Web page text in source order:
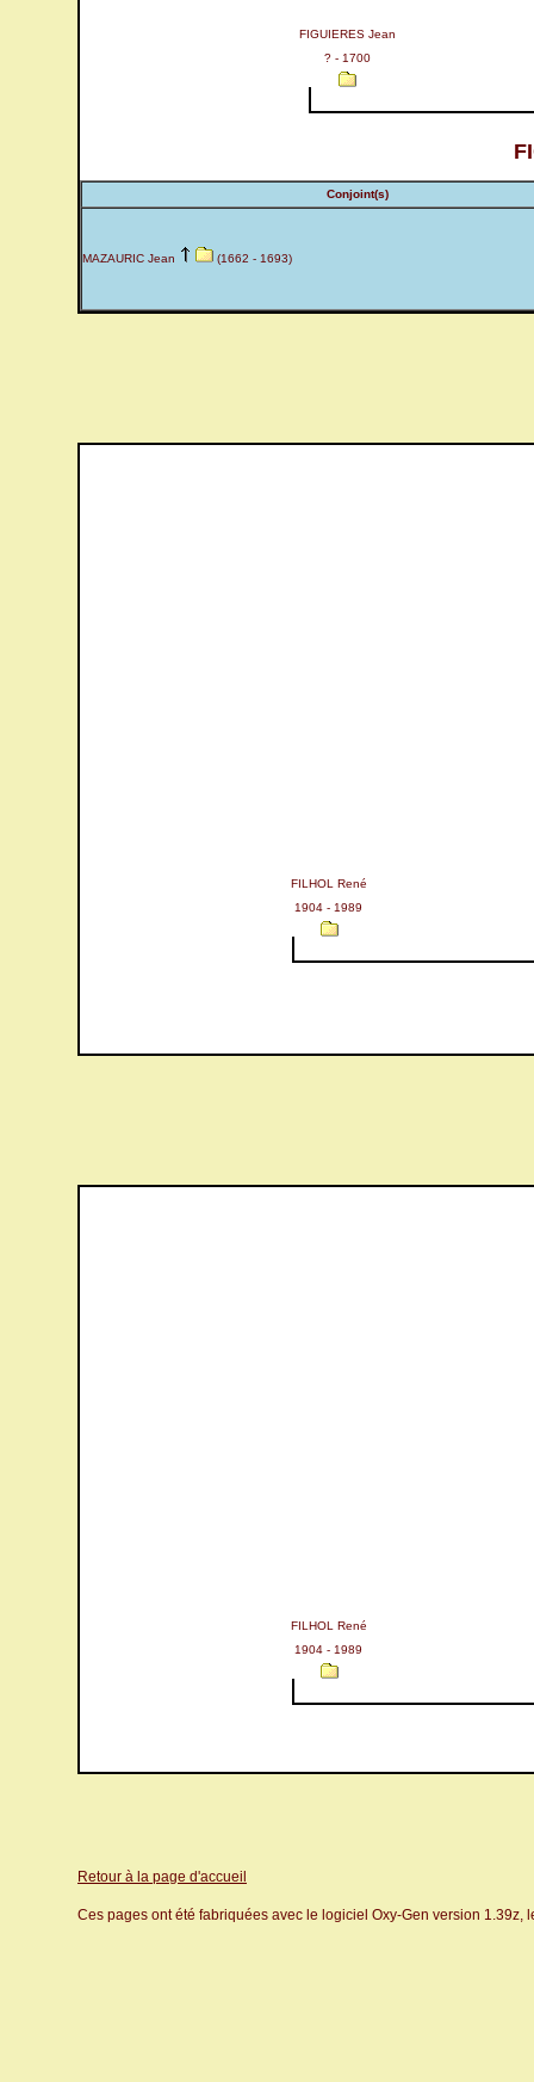
FIGUIERES Jean
? - 1700
Conjoint(s)
MAZAURIC Jean (1662 - 1693)
FILHOL René
1904 - 1989
FILHOL René
1904 - 1989
Retour à la page d'accueil
Ces pages ont été fabriquées avec le logiciel Oxy-Gen version 1.39z,